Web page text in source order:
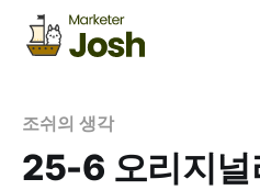
조쉬의 생각
25-6 오리지널